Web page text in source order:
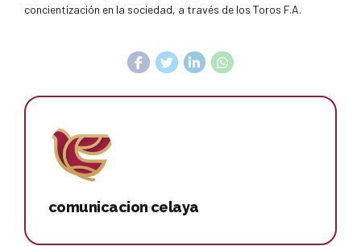
concientización en la sociedad, a través de los Toros F.A.
comunicacion celaya